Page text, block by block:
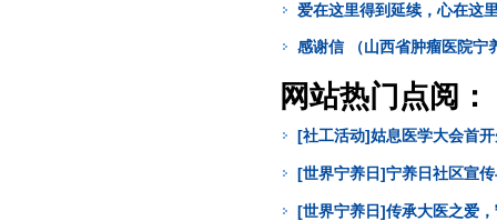
爱在这里得到延续，心在这
感谢信 （山西省肿瘤医院宁
网站热门点阅：
[社工活动]姑息医学大会首
[世界宁养日]宁养日社区宣
[世界宁养日]传承大医之爱